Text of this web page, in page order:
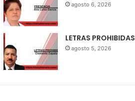
agosto 6, 2026
LETRAS PROHIBIDAS
agosto 5, 2026